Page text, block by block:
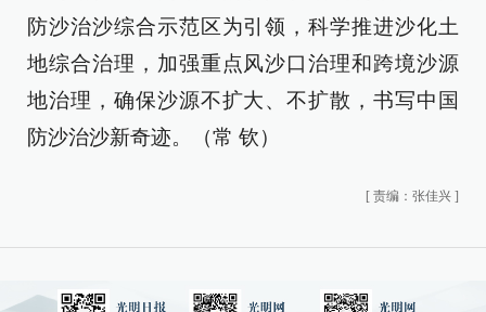
防沙治沙综合示范区为引领，科学推进沙化土
地综合治理，加强重点风沙口治理和跨境沙源
地治理，确保沙源不扩大、不扩散，书写中国
防沙治沙新奇迹。（常 钦）
[ 责编：张佳兴 ]